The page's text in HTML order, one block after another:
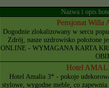
Nazwa i opis
Pensjonat Willa
Dogodnie zlokalizowany w sercu
Zdrój, nasze uzdrowisko położone
ONLINE - WYMAGANA KARTA
Hotel
Hotel Amalia 3* - pokoje
stylowe, wygodne meble, co